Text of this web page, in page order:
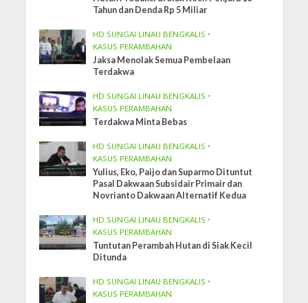
Tahun dan Denda Rp 5 Miliar
HD SUNGAI LINAU BENGKALIS •
KASUS PERAMBAHAN
Jaksa Menolak Semua Pembelaan
Terdakwa
HD SUNGAI LINAU BENGKALIS •
KASUS PERAMBAHAN
Terdakwa Minta Bebas
HD SUNGAI LINAU BENGKALIS •
KASUS PERAMBAHAN
Yulius, Eko, Paijo dan Suparmo Dituntut
Pasal Dakwaan Subsidair Primair dan
Novrianto Dakwaan Alternatif Kedua
HD SUNGAI LINAU BENGKALIS •
KASUS PERAMBAHAN
Tuntutan Perambah Hutan di Siak Kecil
Ditunda
HD SUNGAI LINAU BENGKALIS •
KASUS PERAMBAHAN